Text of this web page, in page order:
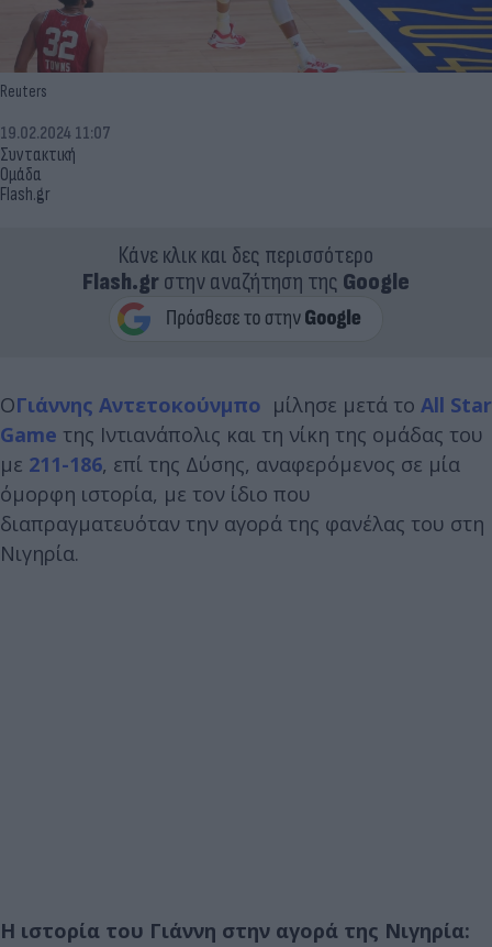
Reuters
Συντακτική
Ομάδα
Flash.gr
19.02.2024 11:07
Κάνε κλικ και δες περισσότερο
Flash.grστην αναζήτηση της Google
ΟΓιάννης Αντετοκούνμπο μίλησε μετά το All Star
Game της Ιντιανάπολις και τη νίκη της ομάδας του
με 211-186, επί της Δύσης, αναφερόμενος σε μία
όμορφη ιστορία, με τον ίδιο που
διαπραγματευόταν την αγορά της φανέλας του στη
Νιγηρία.
Η ιστορία του Γιάννη στην αγορά της Νιγηρία: